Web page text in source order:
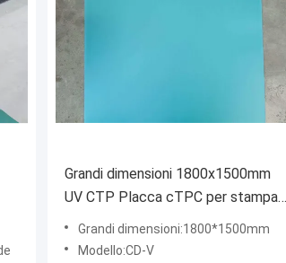
Grandi dimensioni 1800x1500mm
UV CTP Placca cTPC per stampa
di giornali
Grandi dimensioni:1800*1500mm
Modello:CD-V